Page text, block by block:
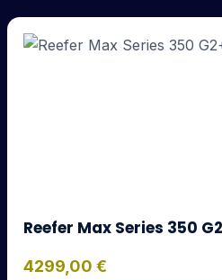
Reefer Max Series 350
4299,00 €